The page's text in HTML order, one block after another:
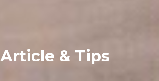
Article & Tips